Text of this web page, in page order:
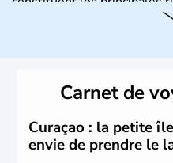
lesquelles bénéficient
peut se targuer de grands
les domaines, des arts à
philosophie. Hertz,
Herman Hesse ou bien
Carnet de
Curaçao : la petite
envie de prendre le